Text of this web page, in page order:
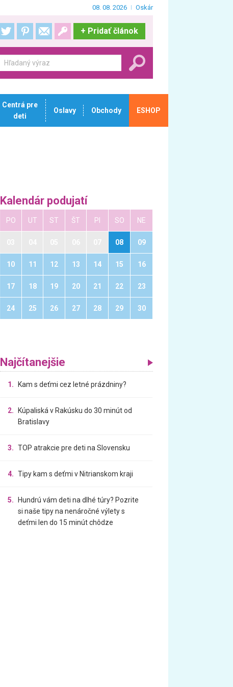
08. 08. 2026 Oskár
+ Pridať článok
Centrá pre
deti
Oslavy Obchody ESHOP
Kalendár podujatí
PO UT ST ŠT PI SO NE
08 09
10 11 12 13 14 15 16
17 18 19 20 21 22 23
24 25 26 27 28 29 30
Najčítanejšie
1. Kam s deťmi cez letné prázdniny?
2.
Kúpaliská v Rakúsku do 30 minút od
Bratislavy
3. TOP atrakcie pre deti na Slovensku
4. Tipy kam s deťmi v Nitrianskom kraji
5.
Hundrú vám deti na dlhé túry? Pozrite
si naše tipy na nenáročné výlety s
deťmi len do 15 minút chôdze